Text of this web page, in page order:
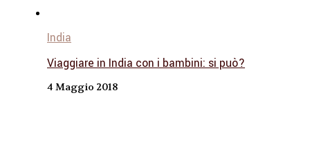
India
Viaggiare in India con i bambini: si può?
4 Maggio 2018